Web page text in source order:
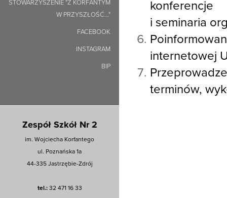
STOWARZYSZENIE "Z KORFANTYM
W PRZYSZŁOŚĆ…"
FACEBOOK
INSTAGRAM
BIP
Zespół Szkół Nr 2
im. Wojciecha Korfantego
ul. Poznańska 1a
44-335 Jastrzębie-Zdrój
tel.:32 471 16 33
konferencje
i seminaria
internetowej
terminów,